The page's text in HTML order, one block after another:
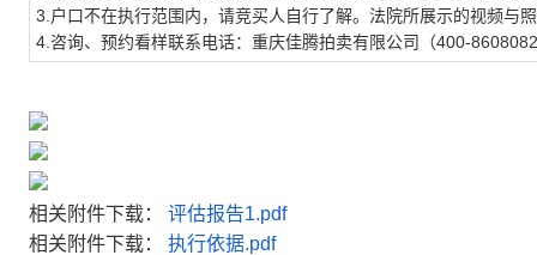
3.户口不在执行范围内，请竞买人自行了解。法院所展示的视频与
4.咨询、预约看样联系电话： 重庆佳腾拍卖有限公司（400-8608082
相关附件下载： 评估报告1.pdf
相关附件下载： 执行依据.pdf